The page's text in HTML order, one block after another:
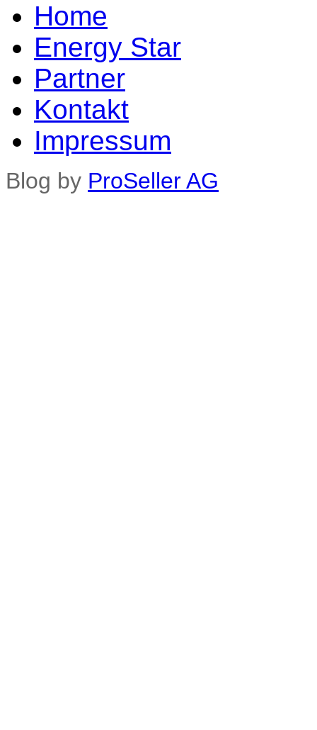
Home
Energy Star
Partner
Kontakt
Impressum
Blog by ProSeller AG